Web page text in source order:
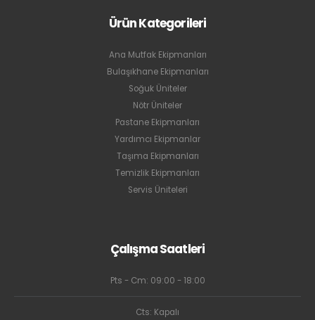
Ürün Kategorileri
Ana Mutfak Ekipmanları
Bulaşıkhane Ekipmanları
Soğuk Üniteler
Nötr Üniteler
Pastane Ekipmanları
Yardımcı Ekipmanlar
Taşıma Ekipmanları
Temizlik Ekipmanları
Servis Üniteleri
Çalışma Saatleri
Pts - Cm: 09:00 - 18:00
Cts: Kapalı